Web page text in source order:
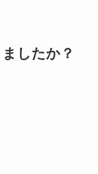
したか？